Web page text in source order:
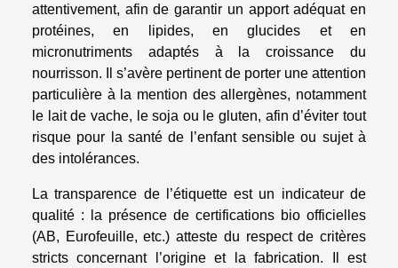
attentivement, afin de garantir un apport adéquat en
protéines, en lipides, en glucides et en
micronutriments adaptés à la croissance du
nourrisson. Il s’avère pertinent de porter une attention
particulière à la mention des allergènes, notamment
le lait de vache, le soja ou le gluten, afin d’éviter tout
risque pour la santé de l’enfant sensible ou sujet à
des intolérances.
La transparence de l’étiquette est un indicateur de
qualité : la présence de certifications bio officielles
(AB, Eurofeuille, etc.) atteste du respect de critères
stricts concernant l’origine et la fabrication. Il est